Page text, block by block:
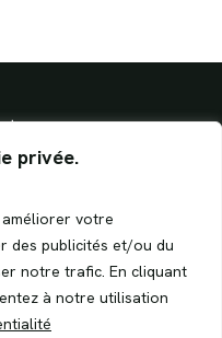
privée.
votre
des publicités et/ou du
notre trafic. En cliquant
à notre utilisation